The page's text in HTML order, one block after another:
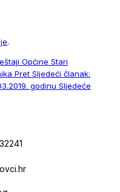
.
Općine Stari
Pret Sljedeći članak:
godinu Sljedeće